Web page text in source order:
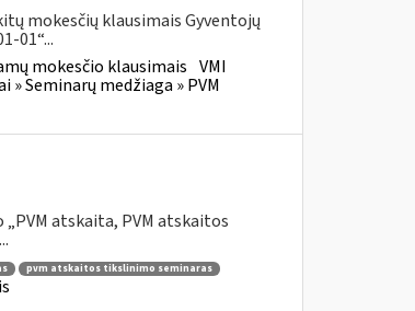
mokesčių klausimais Gyventojų
01“...
mokesčio klausimais VMI
» Seminarų medžiaga » PVM
atskaita, PVM atskaitos
pvm atskaitos tikslinimo seminaras